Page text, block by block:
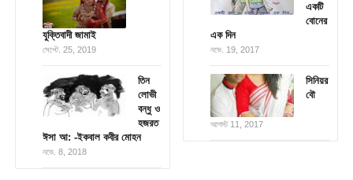
যুক্তিবাদী জামাই
সেপ্টে. 25, 2019
তিন
লোভী
বন্ধু ও
হজরত
ঈসা আ: -ইকবাল কবীর মোহন
নভে. 8, 2018
একটি
বোনের
এক দিন
নভে. 19, 2017
সিনিয়র
বৌ
আগস্ট 11, 2017